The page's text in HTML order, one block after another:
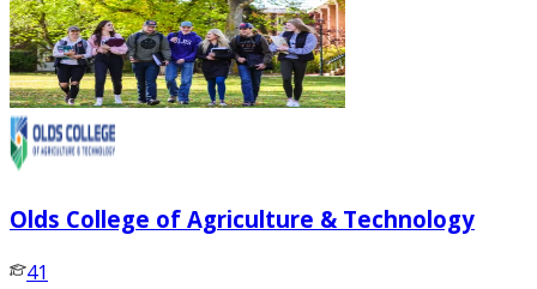
Olds College of Agriculture & Technology
41